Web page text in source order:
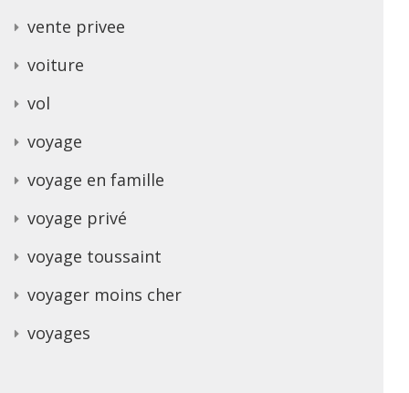
vente privee
voiture
vol
voyage
voyage en famille
voyage privé
voyage toussaint
voyager moins cher
voyages